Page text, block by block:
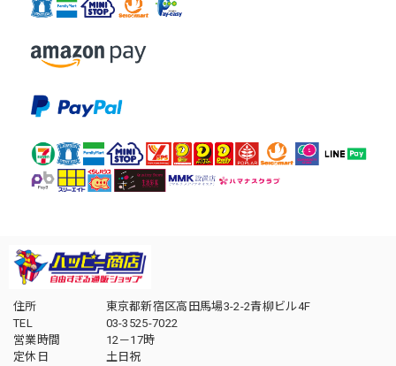
住所
東京都新宿区高田馬場3-2-2青柳ビル4F
TEL
03-3525-7022
営業時間
12－17時
定休日
土日祝